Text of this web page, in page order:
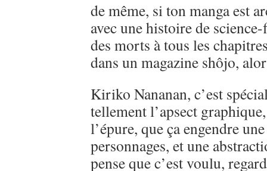
de même, si ton manga est
avec une histoire de
des morts à tous les
dans un magazine shôjo,
Kiriko Nananan, c’est
tellement l’apsect
l’épure, que ça engendre
personnages, et une
pense que c’est voulu,